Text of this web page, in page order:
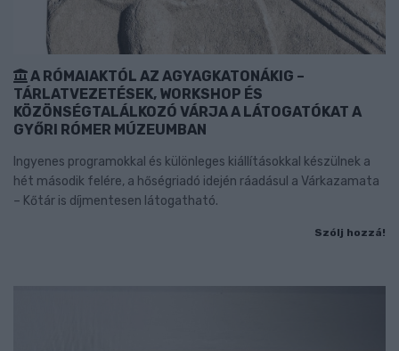
A RÓMAIAKTÓL AZ AGYAGKATONÁKIG –
TÁRLATVEZETÉSEK, WORKSHOP ÉS
KÖZÖNSÉGTALÁLKOZÓ VÁRJA A LÁTOGATÓKAT A
GYŐRI RÓMER MÚZEUMBAN
Ingyenes programokkal és különleges kiállításokkal készülnek a
hét második felére, a hőségriadó idején ráadásul a Várkazamata
– Kőtár is díjmentesen látogatható.
Szólj hozzá!